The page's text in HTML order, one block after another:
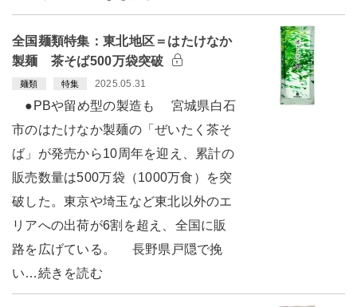
全国麺類特集：東北地区＝はたけなか
製麺 茶そば500万袋突破
麺類 特集 2025.05.31
●PBや留め型の製造も 宮城県白石
市のはたけなか製麺の「ぜいたく茶そ
ば」が発売から10周年を迎え、累計の
販売数量は500万袋（1000万食）を突
破した。東京や埼玉など東北以外のエ
リアへの出荷が6割を超え、全国に販
路を広げている。 長野県戸隠で挽
い…続きを読む